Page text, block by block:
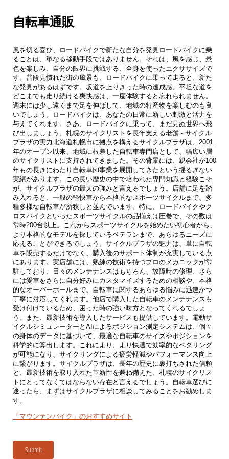
自転車通販
風を切る喜び、ロードバイクで新たな自分を発見ロードバイクに乗
ることは、単なる移動手段ではありません。それは、風を感じ、景
色を楽しみ、自分の限界に挑戦する、全身を使ったエクササイズで
す。普段見慣れた街の風景も、ロードバイクに乗って走ると、新た
な発見があるはずです。坂道を上りきった時の達成感、平坦な道を
どこまでも走り続ける爽快感は、一度体験すると忘れられません。
週末には少し遠くまで足を伸ばして、地域の特産物を楽しむのも良
いでしょう。ロードバイクは、あなたの日常に新しい刺激と活力を
与えてくれます。さあ、ロードバイクに乗って、まだ見ぬ世界へ飛
び出しましょう。札幌のサイクリストを長年支える老舗 - サイクル
プラザの実力北海道札幌市に拠点を構えるサイクルプラザは、2001
年のオープン以来、地域に根差した自転車専門店として、幅広い層
のサイクリストに支持されてきました。その背景には、親会社が100
年もの長きにわたり自転車卸事業を展開してきたという揺るぎない
実績があります。この長い歴史の中で培われた専門知識と経験こそ
が、サイクルプラザの最大の強みと言えるでしょう。店舗に足を踏
み入れると、一般の軽快車から本格的なスポーツサイクルまで、多
種多様な自転車が所狭しと並んでいます。特に、ロードバイクやク
ロスバイクといったスポーツサイクルの品揃えは圧巻で、その数は
常時200台以上。これからスポーツサイクルを始めたい初心者から、
より本格的なモデルを探しているベテランまで、あらゆるニーズに
応えることができるでしょう。サイクルプラザの魅力は、単に自転
車を販売するだけでなく、購入後のサポート体制が充実している点
にあります。実店舗には、熟練の技術を持つプロのメカニックが常
駐しており、日々のメンテナンスはもちろん、故障時の修理、さら
には愛車をさらに自分好みにカスタマイズするための相談や、本格
的なオーバーホールまで、自転車に関するあらゆる悩みに迅速かつ
丁寧に対応してくれます。他店で購入した自転車のメンテナンスも
受け付けているため、困った時の強い味方となってくれるでしょ
う。また、最新技術を導入したサービスも提供しています。電動サ
イクルシミュレーターとAIによるポジション測定システムは、個々
の身体のデータに基づいて、最適な自転車のサイズやポジションを
科学的に算出します。これにより、より快適で効率的なペダリング
が可能になり、サイクリングによる疲労軽減やパフォーマンス向上
に繋がります。サイクルプラザは、長年の歴史に裏打ちされた信頼
と、最新技術を取り入れた革新性を兼ね備えた、札幌のサイクリス
トにとってなくてはならない存在と言えるでしょう。自転車選びに
迷ったら、まずはサイクルプラザに相談してみることをお勧めしま
す。
「マウンテンバイク」のおすすめサイト
Submit